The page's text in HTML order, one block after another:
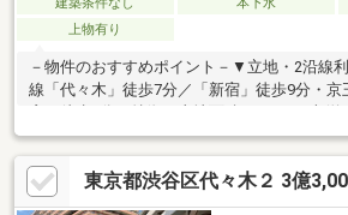
建築条件なし 本下水
上物有り
－物件のおすすめポイント－▼立地・2沿線
線「代々木」徒歩7分／「新宿」徒歩9分・京
ック3.6平米を含む・建ぺい率60％、容積率
西側幅員約4.0m(私道)・建築条件付宅地販売
好きなハウスメーカー・工務店で建築可能・
お問い合わせください※容積率は前面道路幅
東京都渋谷区代々木２ 3億